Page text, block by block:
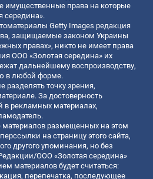
имущественные права на которые
середина».
Getty Images редакция
защищаемые законом Украины
правах», никто не имеет права
ООО «Золотая середина» их
дальнейшему воспроизводству,
в любой форме.
разделять точку зрения,
За достоверность
рекламных материалах,
размещенных на этом
на страницу этого сайта,
другого упоминания, но без
ООО «Золотая середина»
материалов будет считаться:
перепечатка, последующее